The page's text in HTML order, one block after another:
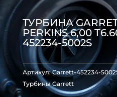
ТУРБИНА
PERKINS 6,00
452234-5002S
Артикул:Garrett-452234-
Турбины Garrett